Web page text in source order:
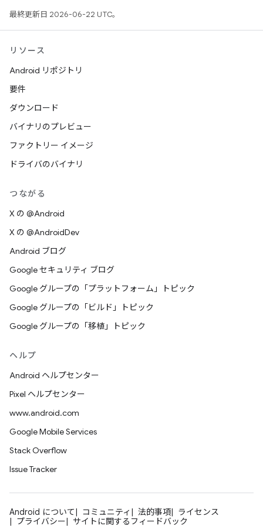
最終更新日 2026-06-22 UTC。
リソース
Android リポジトリ
要件
ダウンロード
バイナリのプレビュー
ファクトリー イメージ
ドライバのバイナリ
つながる
X の @Android
X の @AndroidDev
Android ブログ
Google セキュリティ ブログ
Google グループの「プラットフォーム」トピック
Google グループの「ビルド」トピック
Google グループの「移植」トピック
ヘルプ
Android ヘルプセンター
Pixel ヘルプセンター
www.android.com
Google Mobile Services
Stack Overflow
Issue Tracker
Android について コミュニティ 法的事項
ライセンス
プライバシー
サイトに関するフィードバック